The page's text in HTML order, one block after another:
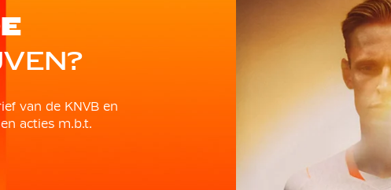
van de KNVB en
acties m.b.t.